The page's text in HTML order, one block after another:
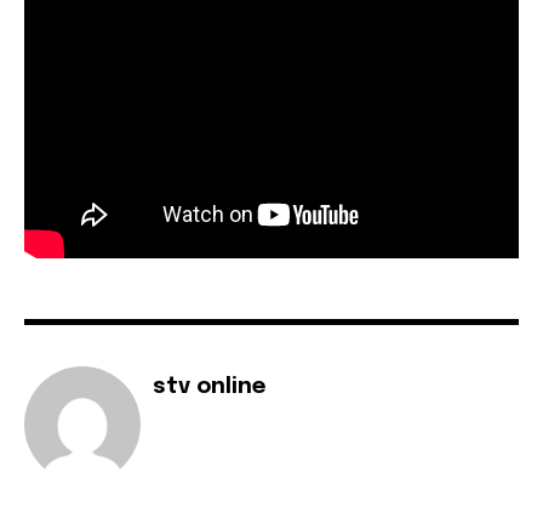
stv online